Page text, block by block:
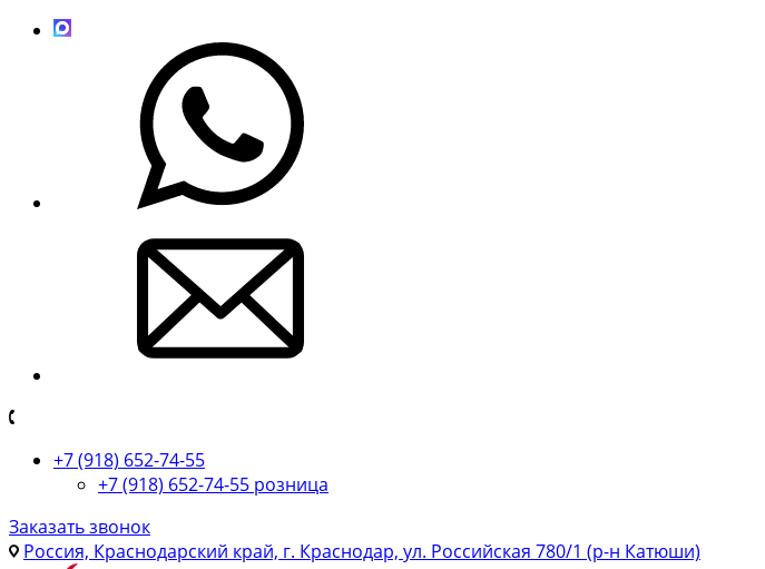
+7 (918) 652-74-55
+7 (918) 652-74-55 розница
Заказать звонок
Россия, Краснодарский край, г. Краснодар, ул. Российская 780/1 (р-н Катюши)